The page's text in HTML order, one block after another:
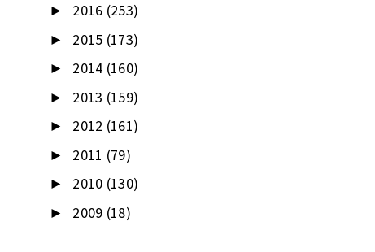
► 2016 (253)
► 2015 (173)
► 2014 (160)
► 2013 (159)
► 2012 (161)
► 2011 (79)
► 2010 (130)
► 2009 (18)